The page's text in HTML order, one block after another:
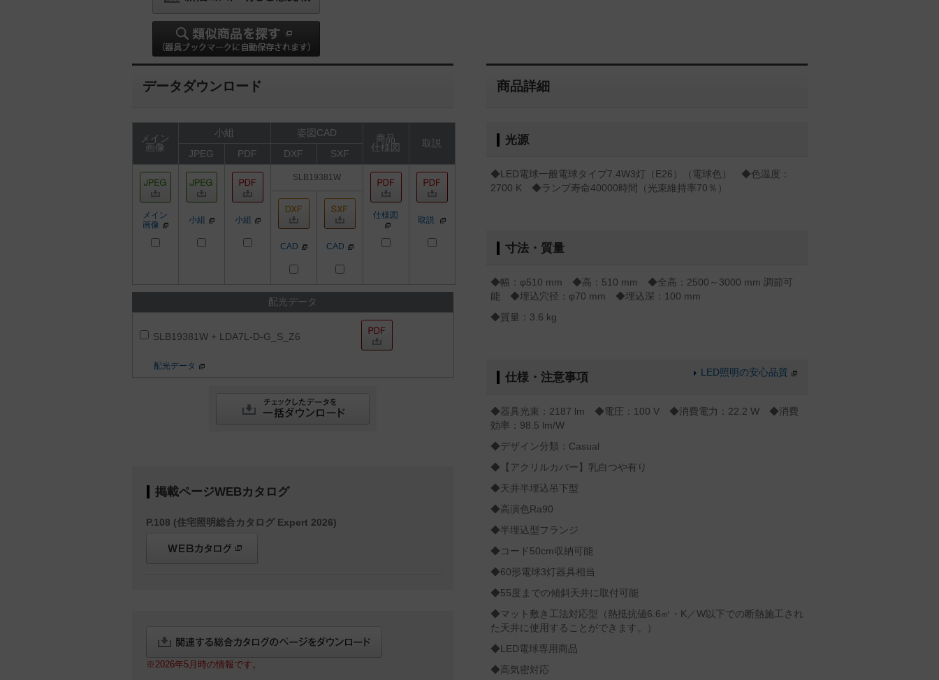
データダウンロード
メイン
画像
小組 姿図CAD
商品
仕様図
取説
JPEG
PDF DXF SXF
メイン
画像
小組 小組
SLB19381W
仕様図 取説
CAD CAD
配光データ
SLB19381W + LDA7L-D-G_S_Z6
配光データ
掲載ページWEBカタログ
P.108 (住宅照明総合カタログ Expert 2026)
※2026年5月時の情報です。
商品詳細
光源
◆LED電球一般電球タイプ7.4W3灯（E26）（電球色） ◆色温度：
2700 K ◆ランプ寿命40000時間（光束維持率70％）
寸法・質量
◆幅：φ510 mm ◆高：510 mm ◆全高：2500～3000 mm 調節可
能 ◆埋込穴径：φ70 mm ◆埋込深：100 mm
◆質量：3.6 kg
仕様・注意事項 LED照明の安心品質
◆器具光束：2187 lm ◆電圧：100 V ◆消費電力：22.2 W ◆消費
効率：98.5 lm/W
◆デザイン分類：Casual
◆【アクリルカバー】乳白つや有り
◆天井半埋込吊下型
◆高演色Ra90
◆半埋込型フランジ
◆コード50cm収納可能
◆60形電球3灯器具相当
◆55度までの傾斜天井に取付可能
◆マット敷き工法対応型（熱抵抗値6.6㎡・K／W以下での断熱施工され
た天井に使用することができます。）
◆LED電球専用商品
◆高気密対応